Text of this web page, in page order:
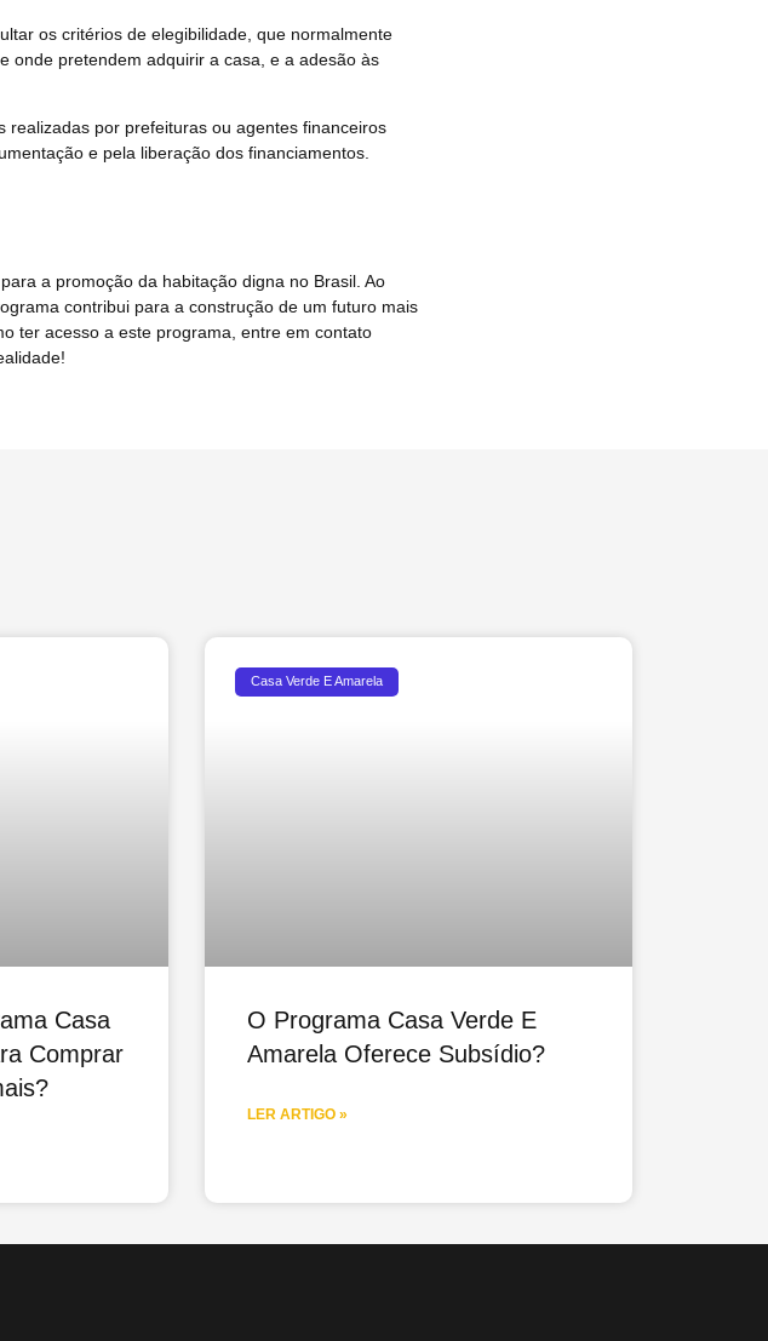
os critérios de elegibilidade, que normalmente
onde pretendem adquirir a casa, e a adesão às
por prefeituras ou agentes financeiros
e pela liberação dos financiamentos.
a promoção da habitação digna no Brasil. Ao
contribui para a construção de um futuro mais
ter acesso a este programa, entre em contato
Casa
Comprar
Casa Verde E Amarela
O Programa Casa Verde E
Amarela Oferece Subsídio?
LER ARTIGO »